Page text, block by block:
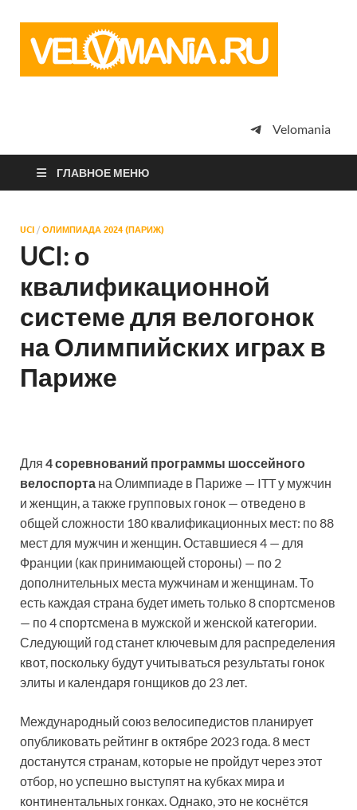
просто
Velomania
ГЛАВНОЕ МЕНЮ
UCI / ОЛИМПИАДА 2024 (ПАРИЖ)
UCI: о
квалификационной
системе для велогонок
на Олимпийских играх в
Париже
Для 4 соревнований программы шоссейного
велоспорта на Олимпиаде в Париже — ITT у мужчин
и женщин, а также групповых гонок — отведено в
общей сложности 180 квалификационных мест: по 88
мест для мужчин и женщин. Оставшиеся 4 — для
Франции (как принимающей стороны) — по 2
дополнительных места мужчинам и женщинам. То
есть каждая страна будет иметь только 8 спортсменов
— по 4 спортсмена в мужской и женской категории.
Следующий год станет ключевым для распределения
квот, поскольку будут учитываться результаты гонок
элиты и календаря гонщиков до 23 лет.
Международный союз велосипедистов планирует
опубликовать рейтинг в октябре 2023 года. 8 мест
достанутся странам, которые не пройдут через этот
отбор, но успешно выступят на кубках мира и
континентальных гонках. Однако, это не коснётся